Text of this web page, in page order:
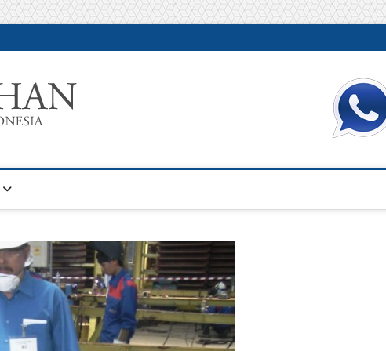
INFORMASI PELATIHAN DAN SERTIFIKASI TERBAIK DI INDONESIA